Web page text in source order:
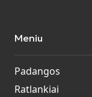
Meniu
Padangos
Ratlankiai